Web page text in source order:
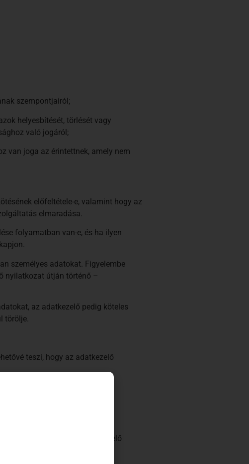
szempontjairól;
helyesbítését, törlését vagy
való jogáról;
van joga az érintettnek, amely nem
előfeltétele-e, valamint hogy az
elmaradása.
folyamatban van-e, és ha ilyen
személyes adatokat. Figyelembe
nyilatkozat útján történő –
az adatkezelő pedig köteles
törölje.
teszi, hogy az adatkezelő
előterjesztéséhez,
nem kerül, hogy az adatkezelő